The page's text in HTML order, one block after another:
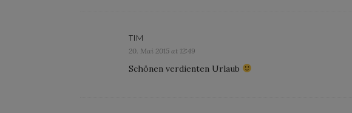
TIM
20. Mai 2015 at 12:49
Schönen verdienten Urlaub